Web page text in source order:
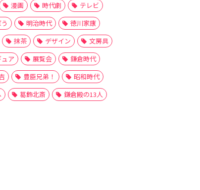
漫画 時代劇
テレビ
明治時代
徳川家康
抹茶 デザイン
文房具
ア
展覧会
鎌倉時代
豊臣兄弟！
昭和時代
葛飾北斎 鎌倉殿の13人